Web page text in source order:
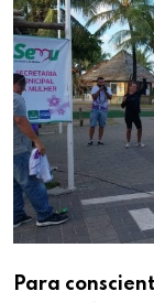
Para